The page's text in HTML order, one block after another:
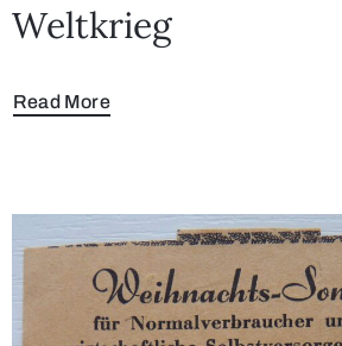
Weltkrieg
Read More